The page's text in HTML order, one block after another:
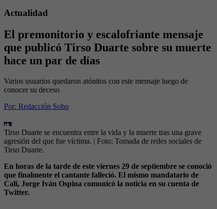
Actualidad
El premonitorio y escalofriante mensaje
que publicó Tirso Duarte sobre su muerte
hace un par de días
Varios usuarios quedaron atónitos con este mensaje luego de
conocer su deceso
Por: Redacción Soho
Tirso Duarte se encuentra entre la vida y la muerte tras una grave
agresión del que fue víctima. | Foto: Tomada de redes sociales de
Tirso Duarte.
En horas de la tarde de este viernes 29 de septiembre se conoció
que finalmente el cantante falleció. El mismo mandatario de
Cali, Jorge Iván Ospina comunicó la noticia en su cuenta de
Twitter.